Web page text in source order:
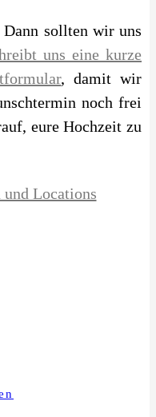
Dann sollten wir uns
uns eine kurze
, damit wir
noch frei
eure Hochzeit zu
und Locations